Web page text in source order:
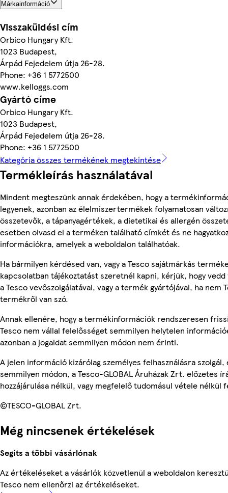
Márkainformáció
Visszaküldési cím
Orbico Hungary Kft.
1023 Budapest,
Árpád Fejedelem útja 26-28.
Phone: +36 1 5772500
www.kelloggs.com
Gyártó címe
Orbico Hungary Kft.
1023 Budapest,
Árpád Fejedelem útja 26-28.
Phone: +36 1 5772500
Kategória összes termékének megtekintése
Termékleírás használatával
Mindent megteszünk annak érdekében, hogy a
legyenek, azonban az élelmiszertermékek folyamatosan
összetevők, a tápanyagértékek, a dietetikai és allergén
esetben olvasd el a terméken található címkét és ne
információkra, amelyek a weboldalon találhatóak.
Ha bármilyen kérdésed van, vagy a Tesco sajátmárkás
kapcsolatban tájékoztatást szeretnél kapni, kérjük, hogy
a Tesco vevőszolgálatával, vagy a termék gyártójával, ha nem
termékről van szó.
Annak ellenére, hogy a termékinformációk rendszeresen
Tesco nem vállal felelősséget semmilyen helytelen
azonban a jogaidat semmilyen módon nem érinti.
A jelen információ kizárólag személyes felhasználásra
semmilyen módon, a Tesco-GLOBAL Áruházak Zrt. előzetes
hozzájárulása nélkül, vagy megfelelő tudomásul vétele nélkül
©TESCO-GLOBAL Zrt.
Még nincsenek értékelések
Segíts a többi vásárlónak
Az értékeléseket a vásárlók közvetlenül a weboldalon
Tesco nem ellenőrzi az értékeléseket.